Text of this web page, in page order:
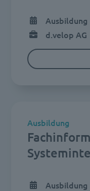
Ausbildung
d.velop AG
Ausbildung
Ausbildung